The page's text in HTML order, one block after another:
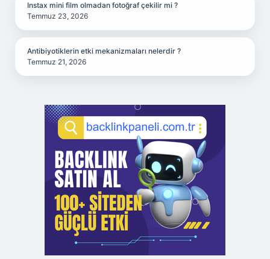
Instax mini film olmadan fotoğraf çekilir mi ?
Temmuz 23, 2026
Antibiyotiklerin etki mekanizmaları nelerdir ?
Temmuz 21, 2026